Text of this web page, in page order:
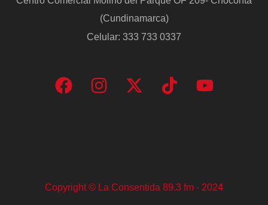
(Cundinamarca)
Celular: 333 733 0337
Copyright © La Consentida 89.3 fm - 2024